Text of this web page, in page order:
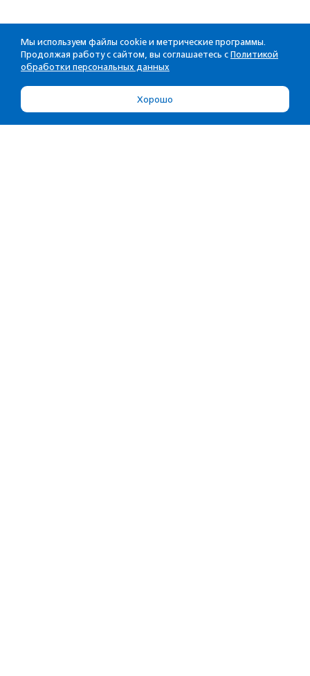
Мы используем файлы cookie и метрические программы.
Продолжая работу с сайтом, вы соглашаетесь с Политикой
обработки персональных данных
Хорошо